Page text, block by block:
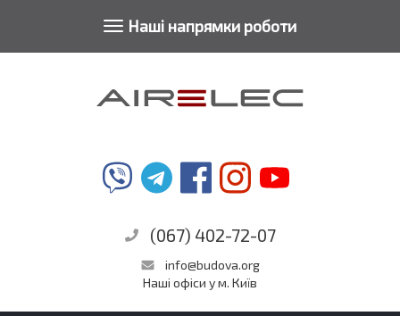
(067) 402-72-07
info@budova.org
Наші офіси у м. Київ
Наші напрямки роботиToggle